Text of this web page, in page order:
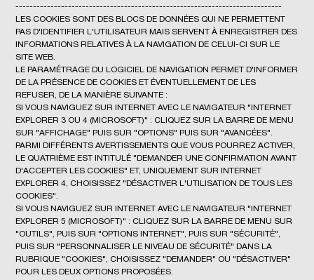
----------------------------------------------------------------------------
LES COOKIES SONT DES BLOCS DE DONNÉES QUI NE PERMETTENT
PAS D'IDENTIFIER L'UTILISATEUR MAIS SERVENT À ENREGISTRER DES
INFORMATIONS RELATIVES À LA NAVIGATION DE CELUI-CI SUR LE
SITE WEB.
LE PARAMÉTRAGE DU LOGICIEL DE NAVIGATION PERMET D'INFORMER
DE LA PRÉSENCE DE COOKIES ET ÉVENTUELLEMENT DE LES
REFUSER, DE LA MANIÈRE SUIVANTE :
SI VOUS NAVIGUEZ SUR INTERNET AVEC LE NAVIGATEUR "INTERNET
EXPLORER 3 OU 4 (MICROSOFT)" : CLIQUEZ SUR LA BARRE DE MENU
SUR "AFFICHAGE" PUIS SUR "OPTIONS" PUIS SUR "AVANCÉES".
PARMI DIFFÉRENTS AVERTISSEMENTS QUE VOUS POURREZ ACTIVER,
LE QUATRIÈME EST INTITULÉ "DEMANDER UNE CONFIRMATION AVANT
D'ACCEPTER LES COOKIES" ET, UNIQUEMENT SUR INTERNET
EXPLORER 4, CHOISISSEZ "DÉSACTIVER L'UTILISATION DE TOUS LES
COOKIES".
SI VOUS NAVIGUEZ SUR INTERNET AVEC LE NAVIGATEUR "INTERNET
EXPLORER 5 (MICROSOFT)" : CLIQUEZ SUR LA BARRE DE MENU SUR
"OUTILS", PUIS SUR "OPTIONS INTERNET", PUIS SUR "SÉCURITÉ",
PUIS SUR "PERSONNALISER LE NIVEAU DE SÉCURITÉ" DANS LA
RUBRIQUE "COOKIES", CHOISISSEZ "DEMANDER" OU "DÉSACTIVER"
POUR LES DEUX OPTIONS PROPOSÉES.